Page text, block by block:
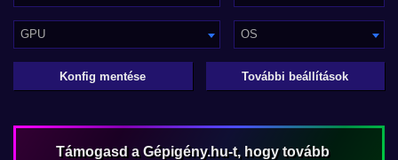
GPU OS
Konfig mentése További beállítások
Támogasd a Gépigény.hu-t, hogy tovább